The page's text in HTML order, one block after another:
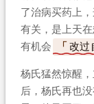
了治病买药上
有关，是上天
有机会
改过
杨氏猛然惊醒
后，杨氏再也